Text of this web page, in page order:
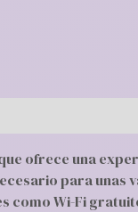
ofrece una
para unas
Wi-Fi